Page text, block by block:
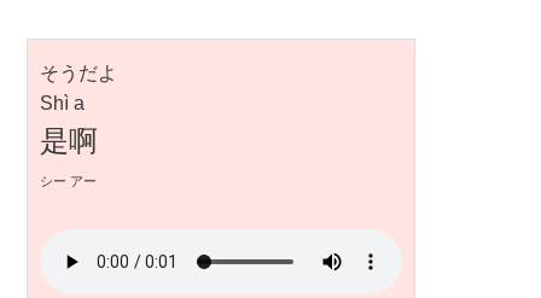
そうだよ
Shì a
是啊
シー アー